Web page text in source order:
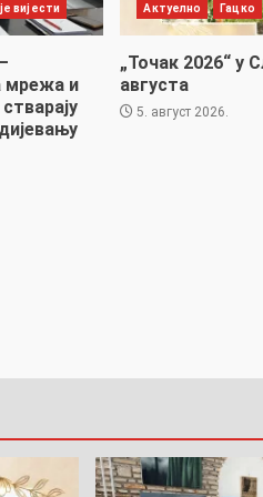
вијести
мрежа и
Актуелно Гацко
„Точак 2026“ у
августа
5. август 2026.